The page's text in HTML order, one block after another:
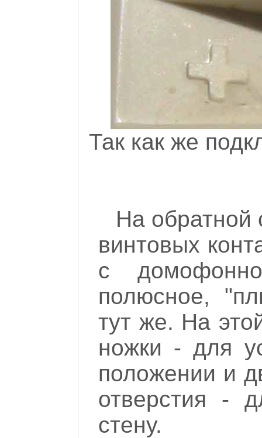
Так как же
На
винтовых
с
полюсное,
тут же. На
ножки - для
положении и
отверстия -
стену.